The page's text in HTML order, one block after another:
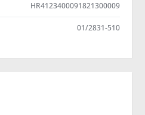
HR4123400091821300009
01/2831-510